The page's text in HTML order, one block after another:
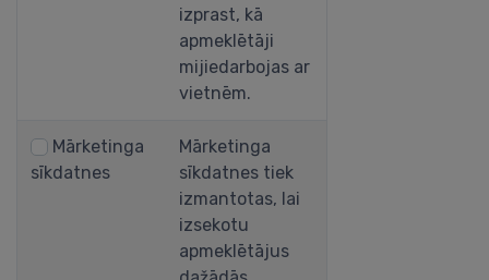
izprast, kā
apmeklētāji
mijiedarbojas ar
vietnēm.
Mārketinga
sīkdatnes
Mārketinga
sīkdatnes tiek
izmantotas, lai
izsekotu
apmeklētājus